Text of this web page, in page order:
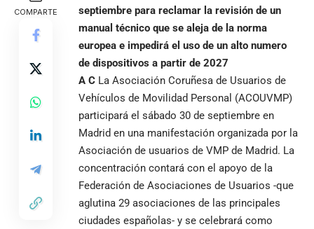
COMPARTE
septiembre para reclamar la revisión de un
manual técnico que se aleja de la norma
europea e impedirá el uso de un alto numero
de dispositivos a partir de 2027
A C La Asociación Coruñesa de Usuarios de
Vehículos de Movilidad Personal (ACOUVMP)
participará el sábado 30 de septiembre en
Madrid en una manifestación organizada por la
Asociación de usuarios de VMP de Madrid. La
concentración contará con el apoyo de la
Federación de Asociaciones de Usuarios -que
aglutina 29 asociaciones de las principales
ciudades españolas- y se celebrará como